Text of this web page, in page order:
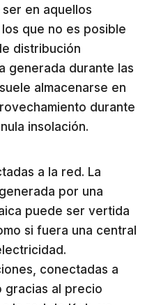
en aquellos
que no es posible
distribución
generada durante las
almacenarse en
durante
insolación.
a la red. La
por una
puede ser vertida
si fuera una central
conectadas a
gracias al precio